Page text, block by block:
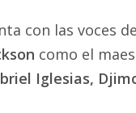
con las voces
como el
Iglesias,